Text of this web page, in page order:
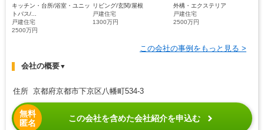
キッチン・台所/浴室・ユニッ
トバス/...
戸建住宅
2500万円
リビング/玄関/屋根
戸建住宅
1300万円
外構・エクステリア
戸建住宅
2500万円
この会社の事例をもっと見る >
会社の概要▼
住所 京都府京都市下京区八幡町534-3
無料
匿名
この会社を含めた会社紹介を申込む